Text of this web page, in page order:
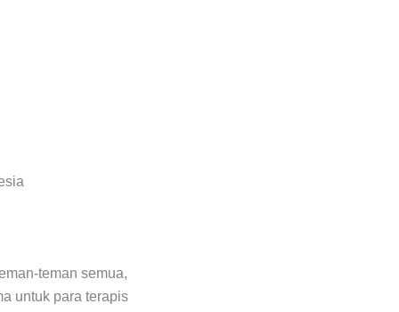
teman semua,
untuk para terapis